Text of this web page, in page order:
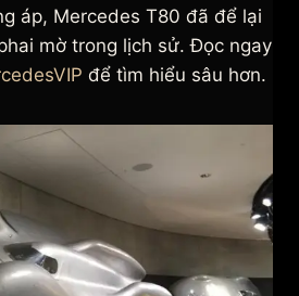
áp, Mercedes T80 đã để lại
mờ trong lịch sử. Đọc ngay
để tìm hiểu sâu hơn.